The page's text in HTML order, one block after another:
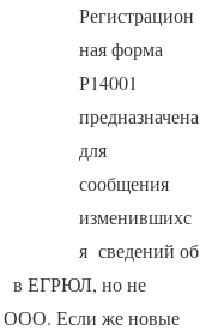
Регистрацион
ная форма
Р14001
предназначена
для
сообщения
изменившихс
я сведений об
в ЕГРЮЛ, но не
ООО. Если же новые